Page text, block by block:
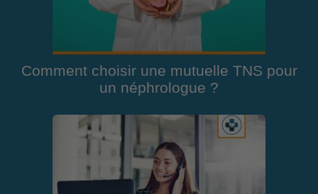
Comment choisir une mutuelle TNS pour
un néphrologue ?